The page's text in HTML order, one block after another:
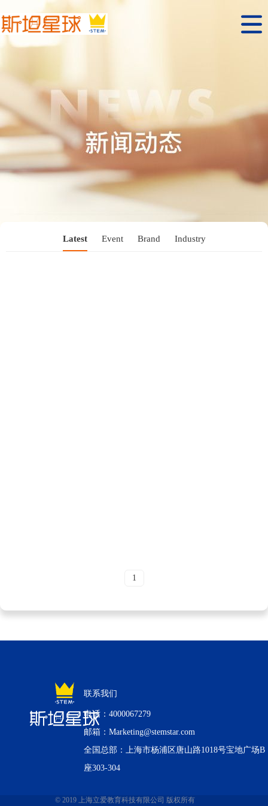
Latest Event Brand Industry
1
联系我们
电话：4000067279
邮箱：Marketing@stemstar.com
全国总部：上海市杨浦区唐山路1018号宝地广场B
座303-304
© 2019 上海立爱教育科技有限公司 版权所有